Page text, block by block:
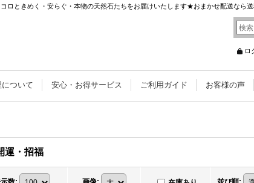
ロときめく・安らぐ・本物の天然石たちをお届けいたします★おまかせ配送なら
ロ
について 安心・お得サービス ご利用ガイド お客様の声
・招福